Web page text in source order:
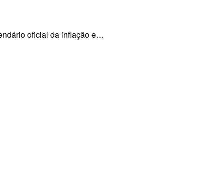
oficial da inflação e…